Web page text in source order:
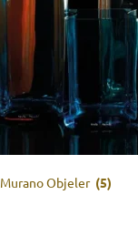
Murano Objeler (5)